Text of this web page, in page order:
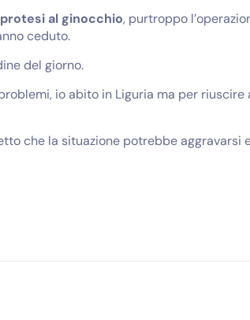
protesi al ginocchio, purtroppo
ceduto.
del giorno.
io abito in Liguria ma per riuscire
che la situazione potrebbe aggravarsi